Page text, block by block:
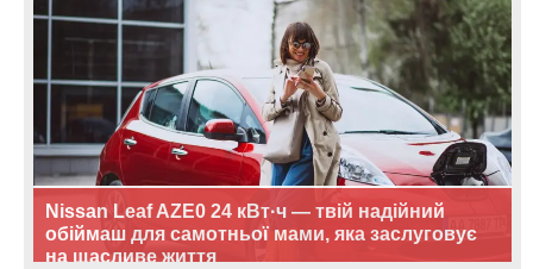
Nissan Leaf AZE0 24 кВт·ч — твій надійний
обіймаш для самотньої мами, яка заслуговує
на щасливе життя